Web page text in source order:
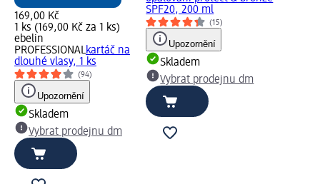
169,00 Kč
1 ks (169,00 Kč za 1 ks)
ebelin
PROFESSIONALkartáč na
dlouhé vlasy, 1 ks
(94)
Upozornění
Skladem
Vybrat prodejnu dm
SPF20, 200 ml
(15)
Upozornění
Skladem
Vybrat prodejnu dm